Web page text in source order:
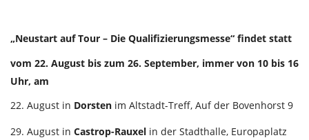
„Neustart auf Tour – Die Qualifizierungsmesse“ findet statt
vom 22. August bis zum 26. September, immer von 10 bis 16
Uhr, am
22. August in Dorsten im Altstadt-Treff, Auf der Bovenhorst 9
29. August in Castrop-Rauxel in der Stadthalle, Europaplatz